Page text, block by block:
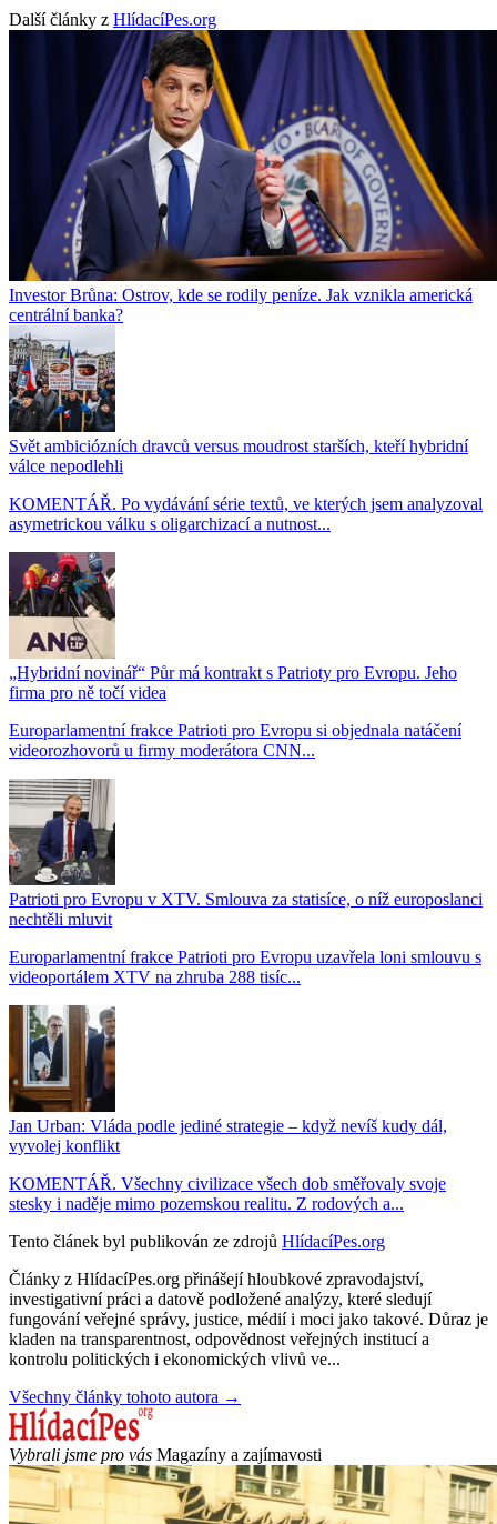
Další články z HlídacíPes.org
Investor Brůna: Ostrov, kde se rodily peníze. Jak vznikla americká
centrální banka?
Svět ambiciózních dravců versus moudrost starších, kteří hybridní
válce nepodlehli
KOMENTÁŘ. Po vydávání série textů, ve kterých jsem analyzoval
asymetrickou válku s oligarchizací a nutnost...
„Hybridní novinář“ Půr má kontrakt s Patrioty pro Evropu. Jeho
firma pro ně točí videa
Europarlamentní frakce Patrioti pro Evropu si objednala natáčení
videorozhovorů u firmy moderátora CNN...
Patrioti pro Evropu v XTV. Smlouva za statisíce, o níž europoslanci
nechtěli mluvit
Europarlamentní frakce Patrioti pro Evropu uzavřela loni smlouvu s
videoportálem XTV na zhruba 288 tisíc...
Jan Urban: Vláda podle jediné strategie – když nevíš kudy dál,
vyvolej konflikt
KOMENTÁŘ. Všechny civilizace všech dob směřovaly svoje
stesky i naděje mimo pozemskou realitu. Z rodových a...
Tento článek byl publikován ze zdrojů HlídacíPes.org
Články z HlídacíPes.org přinášejí hloubkové zpravodajství,
investigativní práci a datově podložené analýzy, které sledují
fungování veřejné správy, justice, médií i moci jako takové. Důraz je
kladen na transparentnost, odpovědnost veřejných institucí a
kontrolu politických i ekonomických vlivů ve...
Všechny články tohoto autora →
Vybrali jsme pro vás Magazíny a zajímavosti